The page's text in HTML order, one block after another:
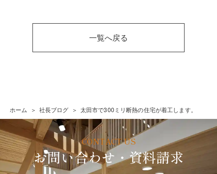
一覧へ戻る
ホーム 社長ブログ 太田市で300ミリ断熱の住宅が着工します。
お問い合わせ・資料請求